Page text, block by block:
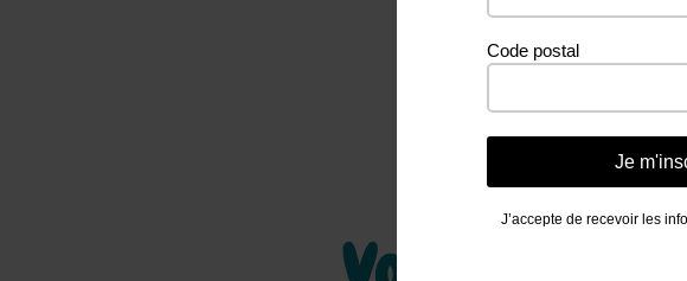
Code postal
Je
J’accepte de recevoir les